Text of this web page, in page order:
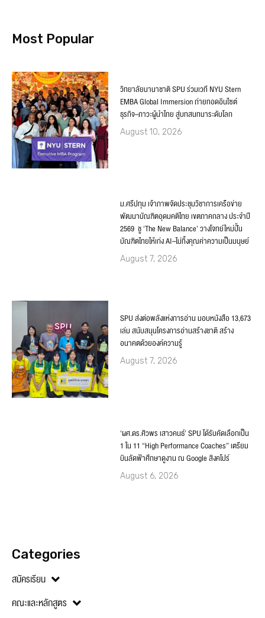
Most Popular
วิทยาลัยนานาชาติ SPU ร่วมเวที NYU Stern
EMBA Global Immersion ถ่ายทอดอินไซต์
ธุรกิจ–ภาวะผู้นำไทย สู่บทสนทนาระดับโลก
August 10, 2026
ม.ศรีปทุม เจ้าภาพจัดประชุมวิชาการเครือข่าย
พัฒนาบัณฑิตอุดมคติไทย เขตภาคกลาง ประจำปี
2569 ชู ‘The New Balance’ วางโจทย์ใหม่ปั้น
บัณฑิตไทยให้เก่ง AI–ไม่ทิ้งคุณค่าความเป็นมนุษย์
August 7, 2026
SPU ส่งต่อพลังแห่งการอ่าน มอบหนังสือ 13,673
เล่ม สนับสนุนโครงการอ่านสร้างชาติ สร้าง
อนาคตด้วยองค์ความรู้
August 7, 2026
‘ผศ.ดร.ศิวพร เสาวคนธ์’ SPU ได้รับคัดเลือกเป็น
1 ใน 11 “High Performance Coaches” เตรียม
บินลัดฟ้าศึกษาดูงาน ณ Google สิงคโปร์
August 6, 2026
Categories
สมัครเรียน
คณะและหลักสูตร